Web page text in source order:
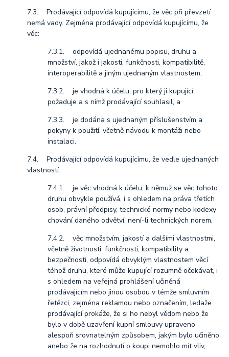
7.3. Prodávající odpovídá kupujícímu, že věc při převzetí
nemá vady. Zejména prodávající odpovídá kupujícímu, že
věc:
7.3.1. odpovídá ujednanému popisu, druhu a
množství, jakož i jakosti, funkčnosti, kompatibilitě,
interoperabilitě a jiným ujednaným vlastnostem,
7.3.2. je vhodná k účelu, pro který ji kupující
požaduje a s nímž prodávající souhlasil, a
7.3.3. je dodána s ujednaným příslušenstvím a
pokyny k použití, včetně návodu k montáži nebo
instalaci.
7.4. Prodávající odpovídá kupujícímu, že vedle ujednaných
vlastností:
7.4.1. je věc vhodná k účelu, k němuž se věc tohoto
druhu obvykle používá, i s ohledem na práva třetích
osob, právní předpisy, technické normy nebo kodexy
chování daného odvětví, není-li technických norem,
7.4.2. věc množstvím, jakostí a dalšími vlastnostmi,
včetně životnosti, funkčnosti, kompatibility a
bezpečnosti, odpovídá obvyklým vlastnostem věcí
téhož druhu, které může kupující rozumně očekávat, i
s ohledem na veřejná prohlášení učiněná
prodávajícím nebo jinou osobou v témže smluvním
řetězci, zejména reklamou nebo označením, ledaže
prodávající prokáže, že si ho nebyl vědom nebo že
bylo v době uzavření kupní smlouvy upraveno
alespoň srovnatelným způsobem, jakým bylo učiněno,
anebo že na rozhodnutí o koupi nemohlo mít vliv,